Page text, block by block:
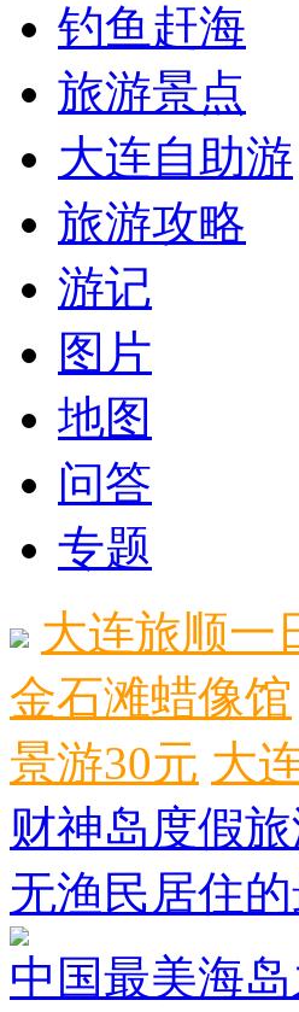
钓鱼赶海
旅游景点
大连自助游
旅游攻略
游记
图片
地图
问答
专题
大连旅顺一
金石滩蜡像馆
景游30元 大
财神岛度假
无渔民居住
中国最美海岛